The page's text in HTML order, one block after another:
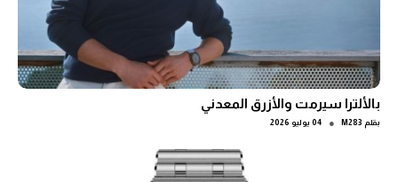
بالألترا سيرمت والأزرق المعدني
بقلم M283
● 04 يوليو 2026